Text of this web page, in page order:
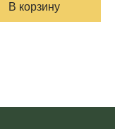
В корзину